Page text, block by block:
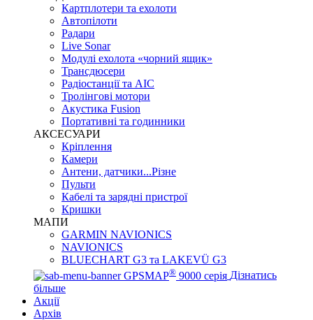
Картплотери та ехолоти
Автопілоти
Радари
Live Sonar
Модулі ехолота «чорний ящик»
Трансдюсери
Радіостанції та АІС
Тролінгові мотори
Акустика Fusion
Портативні та годинники
АКСЕСУАРИ
Кріплення
Камери
Антени, датчики...Різне
Пульти
Кабелі та зарядні пристрої
Кришки
МАПИ
GARMIN NAVIONICS
NAVIONICS
BLUECHART G3 та LAKEVÜ G3
GPSMAP® 9000 серія Дізнатись
більше
Акції
Архів